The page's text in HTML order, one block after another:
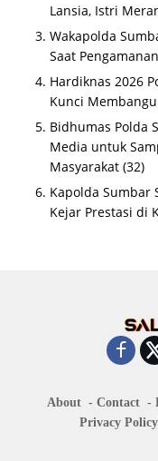
Lansia, Istri
Wakapolda
Saat
Hardiknas 2026
Kunci
Bidhumas Polda
Media untuk
Masyarakat (32)
Kapolda Sumbar
Kejar Prestasi di
About Contact
Privacy Policy